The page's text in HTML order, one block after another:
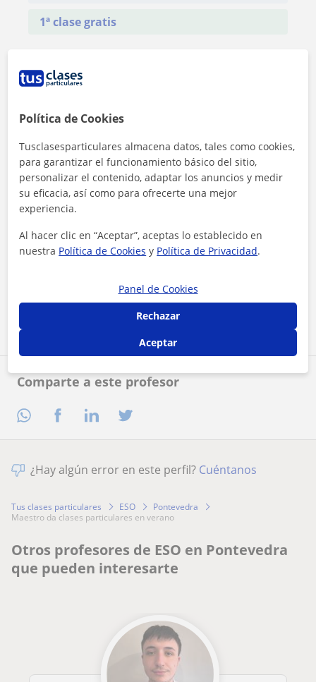
Comparte a este profesor
1ª clase gratis
Contactar ahora
¿Hay algún error en este perfil? Cuéntanos
Tus clases particulares ESO
Pontevedra
maestro da clases particulares en verano
Otros profesores de ESO en Pontevedra
que pueden interesarte
Política de Cookies
Tusclasesparticulares almacena datos, tales como cookies,
para garantizar el funcionamiento básico del sitio,
personalizar el contenido, adaptar los anuncios y medir
su eficacia, así como para ofrecerte una mejor
experiencia.
Al hacer clic en “Aceptar”, aceptas lo establecido en
nuestra Política de Cookies y Política de Privacidad.
Panel de Cookies
Rechazar
Aceptar